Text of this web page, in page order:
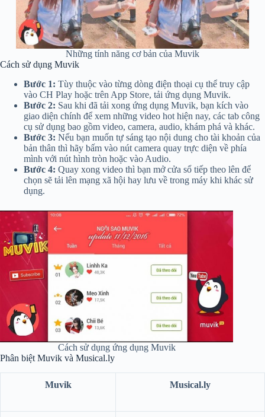
Những tính năng cơ bản của Muvik
Cách sử dụng Muvik
Bước 1: Tùy thuộc vào từng dòng điện thoại cụ thể truy cập
vào CH Play hoặc trên App Store, tải ứng dụng Muvik.
Bước 2: Sau khi đã tải xong ứng dụng Muvik, bạn kích vào
giao diện chính để xem những video hot hiện nay, các tab công
cụ sử dụng bao gồm video, camera, audio, khám phá và khác.
Bước 3: Nếu bạn muốn tự sáng tạo nội dung cho tài khoản của
bản thân thì hãy bấm vào nút camera quay trực diện về phía
mình với nút hình tròn hoặc vào Audio.
Bước 4: Quay xong video thì bạn mở cửa sổ tiếp theo lên để
chọn sẽ tải lên mạng xã hội hay lưu về trong máy khi khác sử
dụng.
Cách sử dụng ứng dụng Muvik
Phân biệt Muvik và Musical.ly
Muvik Musical.ly